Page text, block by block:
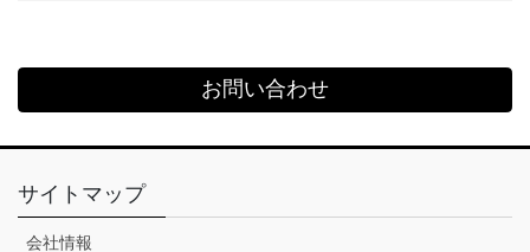
お問い合わせ
サイトマップ
会社情報